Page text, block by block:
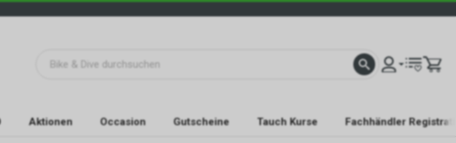
Aktionen Occasion Gutscheine Tauch Kurse Fachhändler